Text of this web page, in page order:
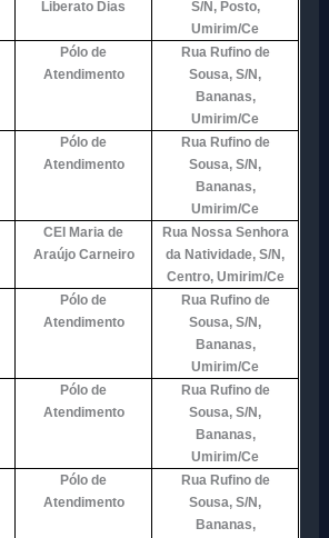
Liberato Dias
S/N, Posto,
Umirim/Ce
Pólo de
Atendimento
Rua Rufino de
Sousa, S/N,
Bananas,
Umirim/Ce
Pólo de
Atendimento
Rua Rufino de
Sousa, S/N,
Bananas,
Umirim/Ce
CEI Maria de
Araújo Carneiro
Rua Nossa Senhora
da Natividade, S/N,
Centro, Umirim/Ce
Pólo de
Atendimento
Rua Rufino de
Sousa, S/N,
Bananas,
Umirim/Ce
Pólo de
Atendimento
Rua Rufino de
Sousa, S/N,
Bananas,
Umirim/Ce
Pólo de
Atendimento
Rua Rufino de
Sousa, S/N,
Bananas,